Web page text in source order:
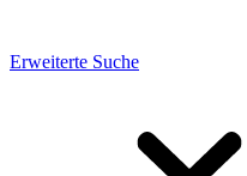
Erweiterte Suche